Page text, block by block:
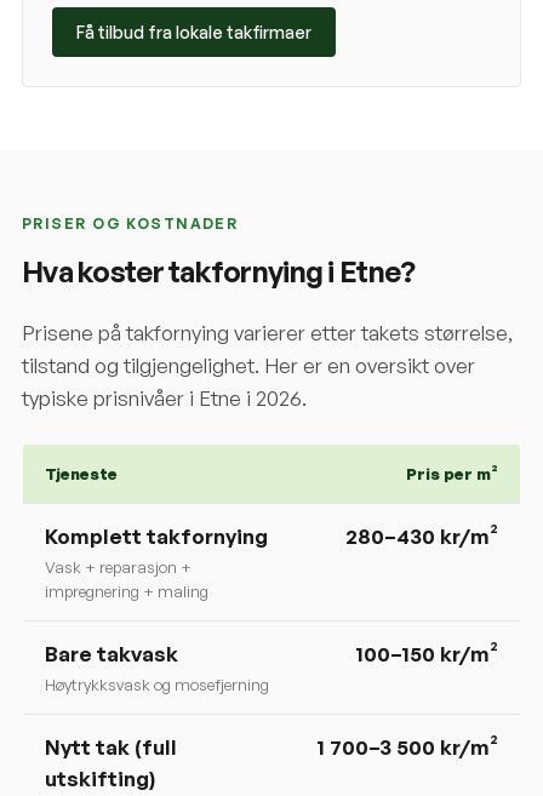
Få tilbud fra lokale takfirmaer
PRISER OG KOSTNADER
Hva koster takfornying i Etne?
Prisene på takfornying varierer etter takets størrelse,
tilstand og tilgjengelighet. Her er en oversikt over
typiske prisnivåer i Etne i 2026.
Tjeneste Pris per m²
Komplett takfornying
Vask + reparasjon +
impregnering + maling
280–430 kr/m²
Bare takvask
Høytrykksvask og mosefjerning
100–150 kr/m²
Nytt tak (full
utskifting)
1 700–3 500 kr/m²